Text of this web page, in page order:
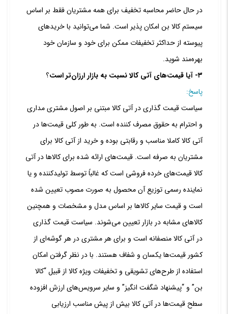
در حال حاضر محاسبه تخفیف برای همه مشتریان فقط بر اساس
سیستم کالا بن امکان پذیر است. شما می‏‌توانید با خریدهای
پیوسته از حداکثر تخفیفات ممکن برای خود و سازمان خود
بهره‌مند شوید.
۳- آیا قیمت‌‏های آتی کالا نسبت به بازار ارزان‌‏تر است
؟
پاسخ:
سیاست قیمت‏ گذاری در آتی کالا مبتنی بر اصول مشتری مداری
و احترام به حقوق مصرف کننده است. به طور کلی قیمت‏‌ها در
آتی کالا کاملا مناسب و رقابتی بوده و خرید از آتی کالا برای
مشتریان به صرفه است. قیمت‌‏های ارائه شده برای کالاها در آتی
کالا قیمت‌‏های خرده فروشی است که غالباً توسط تولید‏کننده و یا
نماینده رسمی توزیع آن محصول به صورت مصوب تعیین شده
است و قیمت سایر کالاها بر اساس مدل و مشخصات و همچنین
کالاهای مشابه در بازار تعیین می‏‌شوند. سیاست قیمت‌ گذاری
در آتی کالا منصفانه است و برای هر مشتری در هر گوشه‏‌ای از
کشور قیمت‏‌ها یکسان و شفاف هستند. بادر نظر گرفتن امکان
استفاده از طرح‌های تشویقی و تخفیفات ویژه کالا از قبیل “کالا
بن” و “پیشنهاد شگفت انگیز” و سایر سرویس‌‏های ارزش افزوده
سطح قیمت‏‌ها در آتی کالا بیش از پیش مناسب ارزیابی